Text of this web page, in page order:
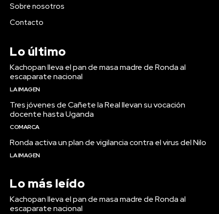
Sobre nosotros
Contacto
Lo último
Kachopan lleva el pan de masa madre de Ronda al
escaparate nacional
LA IMAGEN
Tres jóvenes de Cañete la Real llevan su vocación
docente hasta Uganda
COMARCA
Ronda activa un plan de vigilancia contra el virus del Nilo
LA IMAGEN
Lo más leído
Kachopan lleva el pan de masa madre de Ronda al
escaparate nacional